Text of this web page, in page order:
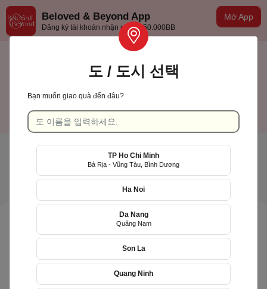
Mở App
Beloved & Beyond App
Đăng ký tài khoản nhận ưu đãi 50.000BB
TP Hồ Chí Minh
도 / 도시 선택
Bạn muốn giao quà đến đâu?
TP Ho Chi Minh
Bà Rịa - Vũng Tàu, Bình Dương
Ha Noi
Da Nang
Quảng Nam
Son La
Quang Ninh